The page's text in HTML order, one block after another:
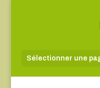
Sélectionner une